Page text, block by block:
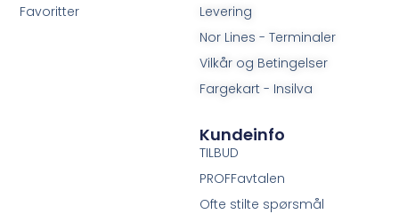
Levering
Nor Lines - Terminaler
Vilkår og Betingelser
Fargekart - Insilva
Favoritter
Kundeinfo
TILBUD
PROFFavtalen
Ofte stilte spørsmål